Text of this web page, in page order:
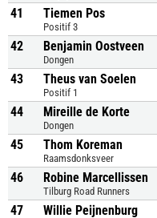
41
Tiemen Pos
Positif 3
42 Benjamin Oostveen
Dongen
43 Theus van Soelen
Positif 1
44 Mireille de Korte
Dongen
45 Thom Koreman
Raamsdonksveer
46 Robine Marcellissen
Tilburg Road Runners
47 Willie Peijnenburg